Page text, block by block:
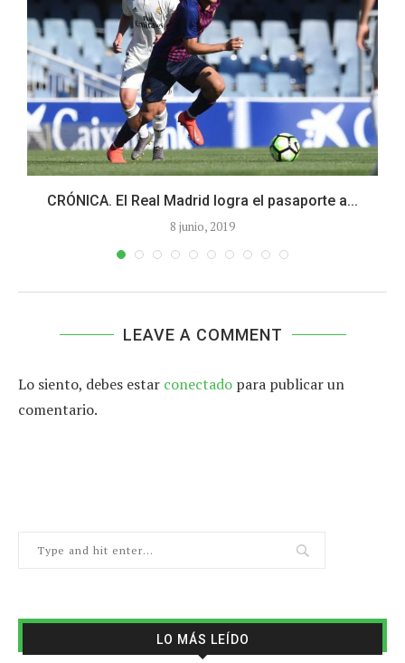
CRÓNICA. El Real Madrid logra el pasaporte a...
8 junio, 2019
LEAVE A COMMENT
Lo siento, debes estar conectado para publicar un
comentario.
LO MÁS LEÍDO